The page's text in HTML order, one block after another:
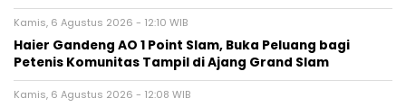
Kamis, 6 Agustus 2026 - 12:10 WIB
Haier Gandeng AO 1 Point Slam, Buka Peluang bagi
Petenis Komunitas Tampil di Ajang Grand Slam
Kamis, 6 Agustus 2026 - 12:08 WIB